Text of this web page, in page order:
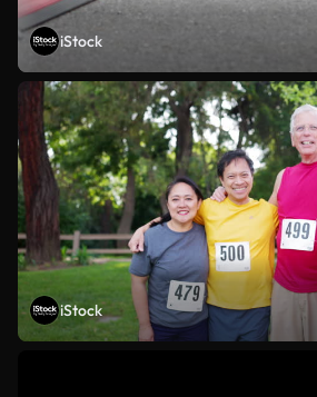
iStock
iStock